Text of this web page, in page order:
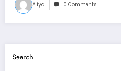
Aliya 0 Comments
Search